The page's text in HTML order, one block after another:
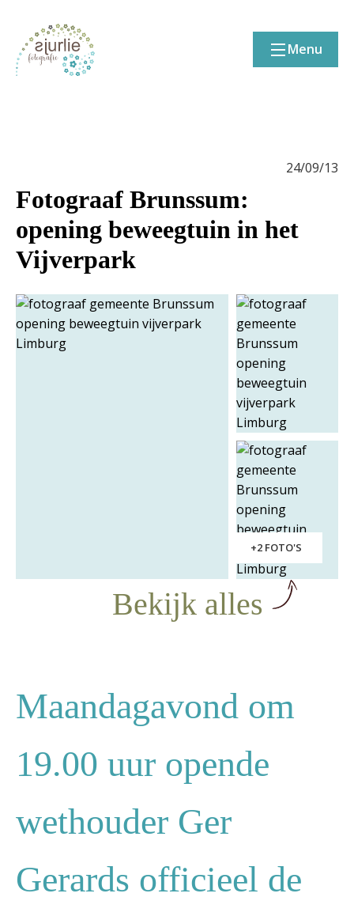
Menu
24/09/13
Fotograaf Brunssum:
opening beweegtuin in het
Vijverpark
+2 FOTO'S
Bekijk alles
Maandagavond om
19.00 uur opende
wethouder Ger
Gerards officieel de